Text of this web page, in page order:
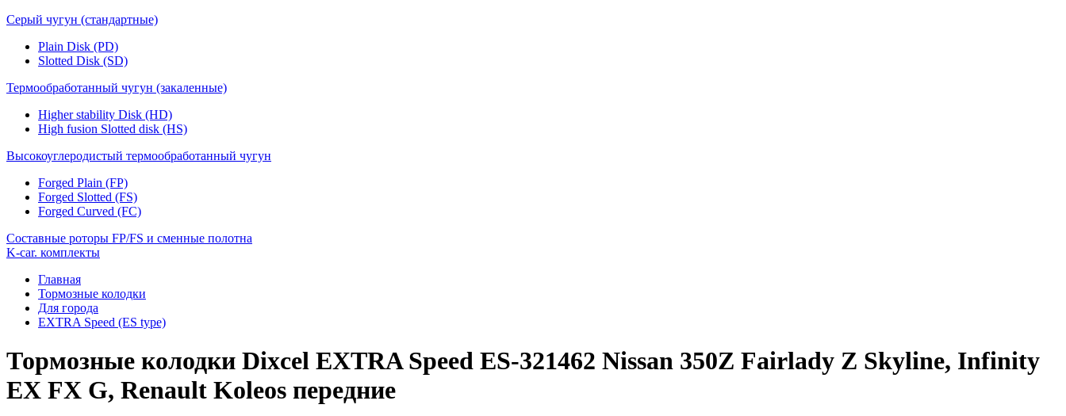
Серый чугун (стандартные)
Plain Disk (PD)
Slotted Disk (SD)
Термообработанный чугун (закаленные)
Higher stability Disk (HD)
High fusion Slotted disk (HS)
Высокоуглеродистый термообработанный чугун
Forged Plain (FP)
Forged Slotted (FS)
Forged Curved (FC)
Составные роторы FP/FS и сменные полотна
K-car. комплекты
Главная
Тормозные колодки
Для города
EXTRA Speed (ES type)
Тормозные колодки Dixcel EXTRA Speed ES-321462 Nissan 350Z Fairlady Z Skyline, Infinity
EX FX G, Renault Koleos передние